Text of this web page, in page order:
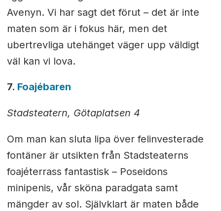
Avenyn. Vi har sagt det förut – det är inte
maten som är i fokus här, men det
ubertrevliga utehänget väger upp väldigt
väl kan vi lova.
7. Foajébaren
Stadsteatern, Götaplatsen 4
Om man kan sluta lipa över felinvesterade
fontäner är utsikten från Stadsteaterns
foajéterrass fantastisk – Poseidons
minipenis, vår sköna paradgata samt
mängder av sol. Självklart är maten både